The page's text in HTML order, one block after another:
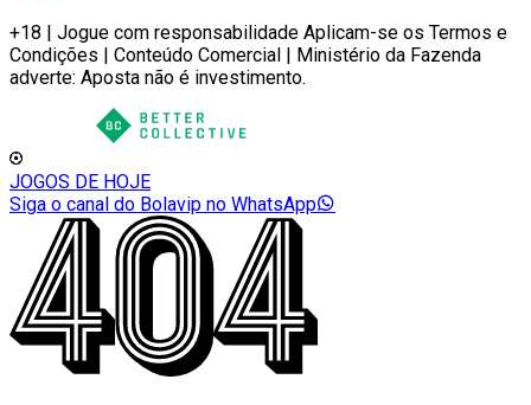
+18 | Jogue com responsabilidade Aplicam-se os Termos e
Condições | Conteúdo Comercial | Ministério da Fazenda
adverte: Aposta não é investimento.
JOGOS DE HOJE
Siga o canal do Bolavip no WhatsApp